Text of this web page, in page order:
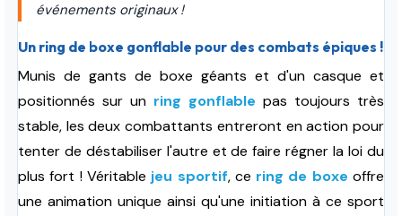
événements originaux !
Un ring de boxe gonflable pour des combats épiques !
Munis de gants de boxe géants et d'un casque et
positionnés sur un ring gonflable pas toujours très
stable, les deux combattants entreront en action pour
tenter de déstabiliser l'autre et de faire régner la loi du
plus fort ! Véritable jeu sportif, ce ring de boxe offre
une animation unique ainsi qu'une initiation à ce sport